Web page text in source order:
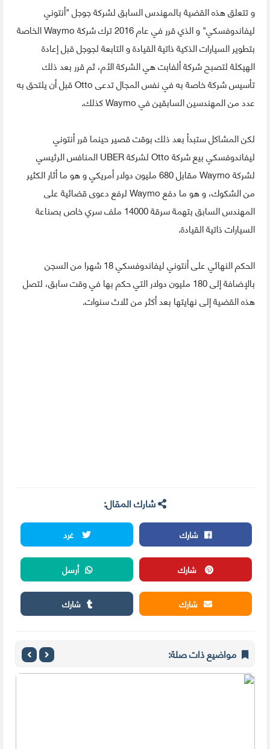
و تتعلق هذه القضية بالمهندس السابق لشركة جوجل "أنتوني
ليفاندوفسكي" و الذي قرر في عام 2016 ترك شركة Waymo الخاصة
بتطوير السيارات الذكية ذاتية القيادة و التابعة لجوجل قبل إعادة
الهيكلة لتصبح شركة ألفابت هي الشركة الأم، ثم قرر بعد ذلك
تأسيس شركة خاصة به في نفس المجال تدعى Otto قبل أن يلتحق به
عدد من المهندسين السابقين في Waymo كذلك.
لكن المشاكل ستبدأ بعد ذلك بوقت قصير حينما قرر أنتوني
ليفاندوفسكي بيع شركة Otto لشركة UBER المنافس الرئيسي
لشركة Waymo مقابل 680 مليون دولار أمريكي و هو ما أثار الكثير
من الشكوك، و هو ما دفع Waymo لرفع دعوى قضائية على
المهندس السابق بتهمة سرقة 14000 ملف سري خاص بصناعة
السيارات ذاتية القيادة.
الحكم النهائي على أنتوني ليفاندوفسكي 18 شهرا من السجن
بالإضافة إلى 180 مليون دولار التي حكم بها في وقت سابق، لتصل
هذه القضية إلى نهايتها بعد أكثر من ثلاث سنوات.
شارك المقال:
شارك
غرد
شارك
أرسل
شارك
شارك
مواضيع ذات صلة: